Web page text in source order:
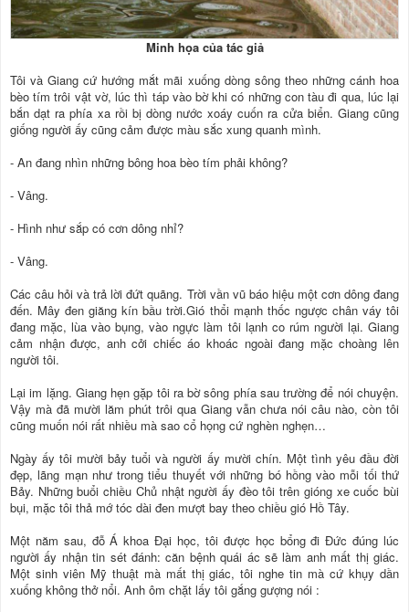
Minh họa của tác giả
Tôi và Giang cứ hướng mắt mãi xuống dòng sông theo những cánh hoa
bèo tím trôi vật vờ, lúc thì táp vào bờ khi có những con tàu đi qua, lúc lại
bắn dạt ra phía xa rồi bị dòng nước xoáy cuốn ra cửa biển. Giang cũng
giống người ấy cũng cảm được màu sắc xung quanh mình.
- An đang nhìn những bông hoa bèo tím phải không?
- Vâng.
- Hình như sắp có cơn dông nhỉ?
- Vâng.
Các câu hỏi và trả lời đứt quãng. Trời vần vũ báo hiệu một cơn dông đang
đến. Mây đen giăng kín bầu trời.Gió thổi mạnh thốc ngược chân váy tôi
đang mặc, lùa vào bụng, vào ngực làm tôi lạnh co rúm người lại. Giang
cảm nhận được, anh cởi chiếc áo khoác ngoài đang mặc choàng lên
người tôi.
Lại im lặng. Giang hẹn gặp tôi ra bờ sông phía sau trường để nói chuyện.
Vậy mà đã mười lăm phút trôi qua Giang vẫn chưa nói câu nào, còn tôi
cũng muốn nói rất nhiều mà sao cổ họng cứ nghèn nghẹn…
Ngày ấy tôi mười bảy tuổi và người ấy mười chín. Một tình yêu đầu đời
đẹp, lãng mạn như trong tiểu thuyết với những bó hồng vào mỗi tối thứ
Bảy. Những buổi chiều Chủ nhật người ấy đèo tôi trên gióng xe cuốc bùi
bụi, mặc tôi thả mớ tóc dài đen mượt bay theo chiều gió Hồ Tây.
Một năm sau, đỗ Á khoa Đại học, tôi được học bổng đi Đức đúng lúc
người ấy nhận tin sét đánh: căn bệnh quái ác sẽ làm anh mất thị giác.
Một sinh viên Mỹ thuật mà mất thị giác, tôi nghe tin mà cứ khụy dần
xuống không thở nổi. Anh ôm chặt lấy tôi gắng gượng nói :